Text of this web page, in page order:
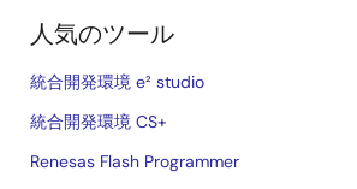
人気のツール
統合開発環境 e² studio
統合開発環境 CS+
Renesas Flash Programmer